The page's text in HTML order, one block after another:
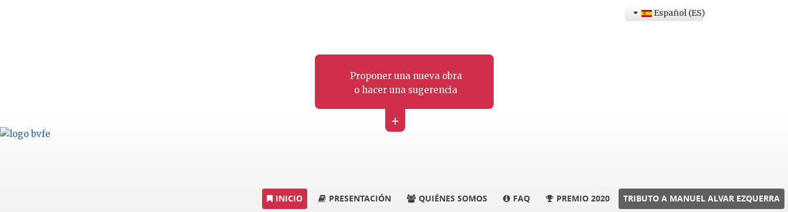
Proponer una nueva obra
o hacer una sugerencia
+
Español (ES)
INICIO PRESENTACIÓN QUIÉNES SOMOS FAQ PREMIO 2020 TRIBUTO A MANUEL ALVAR EZQUERRA